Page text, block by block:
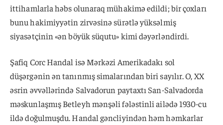
ittihamlarla həbs olunaraq mühakimə edildi; bir çoxları
bunu hakimiyyətin zirvəsinə sürətlə yüksəlmiş
siyasətçinin «ən böyük süqutu» kimi dəyərləndirdi.
Şafiq Corc Handal isə Mərkəzi Amerikadakı sol
düşərgənin ən tanınmış simalarından biri sayılır. O, XX
əsrin əvvəllərində Salvadorun paytaxtı San-Salvadorda
məskunlaşmış Betleyh mənşəli fələstinli ailədə 1930-cu
ildə doğulmuşdu. Handal gəncliyindən həm həmkarlar